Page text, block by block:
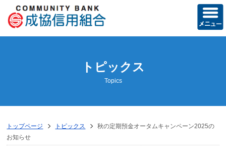
当組合の概要トピックス
Topics
トップページ トピックス
秋の定期預金オータムキャンペーン2025の
お知らせ